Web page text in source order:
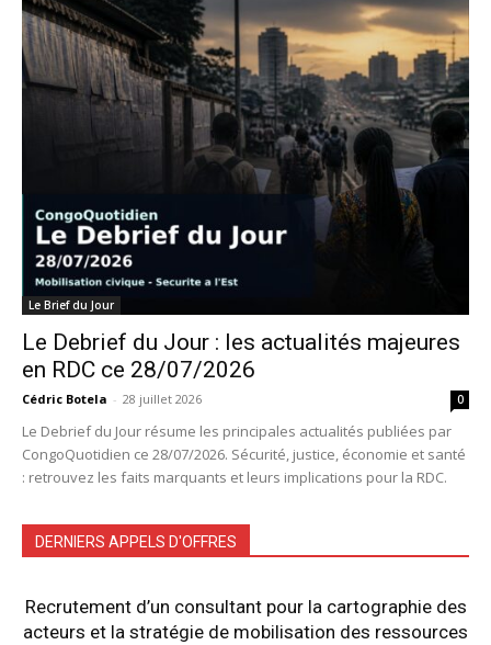
Le Brief du Jour
Le Debrief du Jour : les actualités majeures
en RDC ce 28/07/2026
Cédric Botela - 28 juillet 2026 0
Le Debrief du Jour résume les principales actualités publiées par
CongoQuotidien ce 28/07/2026. Sécurité, justice, économie et santé
: retrouvez les faits marquants et leurs implications pour la RDC.
DERNIERS APPELS D'OFFRES
Recrutement d’un consultant pour la cartographie des
acteurs et la stratégie de mobilisation des ressources